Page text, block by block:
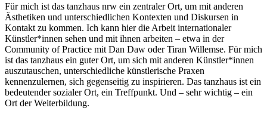
Für mich ist das tanzhaus nrw ein zentraler Ort, um mit anderen
Ästhetiken und unterschiedlichen Kontexten und Diskursen in
Kontakt zu kommen. Ich kann hier die Arbeit internationaler
Künstler*innen sehen und mit ihnen arbeiten – etwa in der
Community of Practice mit Dan Daw oder Tiran Willemse. Für mich
ist das tanzhaus ein guter Ort, um sich mit anderen Künstler*innen
auszutauschen, unterschiedliche künstlerische Praxen
kennenzulernen, sich gegenseitig zu inspirieren. Das tanzhaus ist ein
bedeutender sozialer Ort, ein Treffpunkt. Und – sehr wichtig – ein
Ort der Weiterbildung.